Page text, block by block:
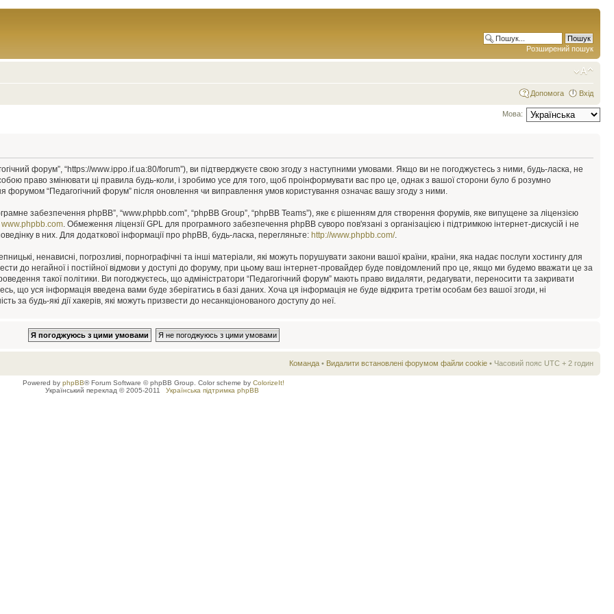
Розширений пошук
Допомога Вхід
Мова:
форум”, “https://www.ippo.if.ua:80/forum”), ви підтверджуєте свою згоду з наступними умовами. Якщо ви не погоджуєтесь з ними, будь-ласка, не
право змінювати ці правила будь-коли, і зробимо усе для того, щоб проінформувати вас про це, однак з вашої сторони було б розумно
форумом “Педагогічний форум” після оновлення чи виправлення умов користування означає вашу згоду з ними.
забезпечення phpBB”, “www.phpbb.com”, “phpBB Group”, “phpBB Teams”), яке є рішенням для створення форумів, яке випущене за ліцензією
www.phpbb.com . Обмеження ліцензії GPL для програмного забезпечення phpBB суворо пов'язані з організацією і підтримкою інтернет-дискусій і не
в них. Для додаткової інформації про phpBB, будь-ласка, перегляньте: http://www.phpbb.com/.
ненависні, погрозливі, порнографічні та інші матеріали, які можуть порушувати закони вашої країни, країни, яка надає послуги хостингу для
до негайної і постійної відмови у доступі до форуму, при цьому ваш інтернет-провайдер буде повідомлений про це, якщо ми будемо вважати це за
такої політики. Ви погоджуєтесь, що адміністратори “Педагогічний форум” мають право видаляти, редагувати, переносити та закривати
що уся інформація введена вами буде зберігатись в базі даних. Хоча ця інформація не буде відкрита третім особам без вашої згоди, ні
за будь-які дії хакерів, які можуть призвести до несанкціонованого доступу до неї.
Команда • Видалити встановлені форумом файли cookie • Часовий пояс UTC + 2 годин
Powered by phpBB® Forum Software © phpBB Group. Color scheme by ColorizeIt!
Український переклад © 2005-2011
Українська підтримка phpBB